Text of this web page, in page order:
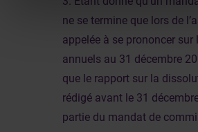
ne se termine que lors de
appelée à se prononcer sur
annuels au 31 décembre
que le rapport sur la
rédigé avant le 31
partie du mandat de